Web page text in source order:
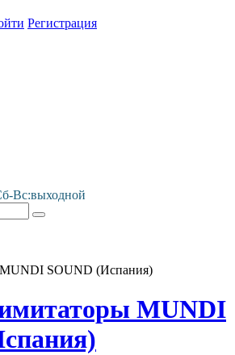
Регистрация
Вс:выходной
SOUND (Испания)
MUNDI